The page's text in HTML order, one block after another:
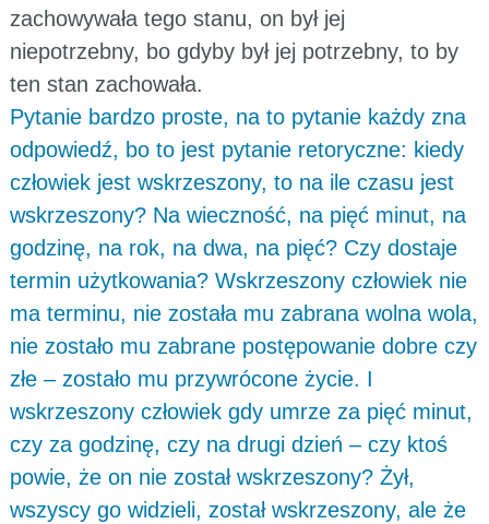
zachowywała tego stanu, on był jej
niepotrzebny, bo gdyby był jej potrzebny, to by
ten stan zachowała.
Pytanie bardzo proste, na to pytanie każdy zna
odpowiedź, bo to jest pytanie retoryczne: kiedy
człowiek jest wskrzeszony, to na ile czasu jest
wskrzeszony? Na wieczność, na pięć minut, na
godzinę, na rok, na dwa, na pięć? Czy dostaje
termin użytkowania? Wskrzeszony człowiek nie
ma terminu, nie została mu zabrana wolna wola,
nie zostało mu zabrane postępowanie dobre czy
złe – zostało mu przywrócone życie. I
wskrzeszony człowiek gdy umrze za pięć minut,
czy za godzinę, czy na drugi dzień – czy ktoś
powie, że on nie został wskrzeszony? Żył,
wszyscy go widzieli, został wskrzeszony, ale że